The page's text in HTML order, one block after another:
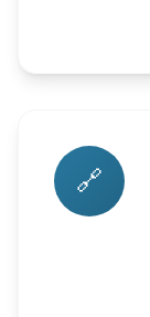
🔗